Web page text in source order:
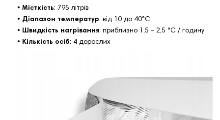
• Місткість: 795 літрів
• Діапазон температур: від 10 до 40°С
• Швидкість нагрівання: приблизно 1,5 - 2,5 °С / годину
• Кількість осіб: 4 дорослих